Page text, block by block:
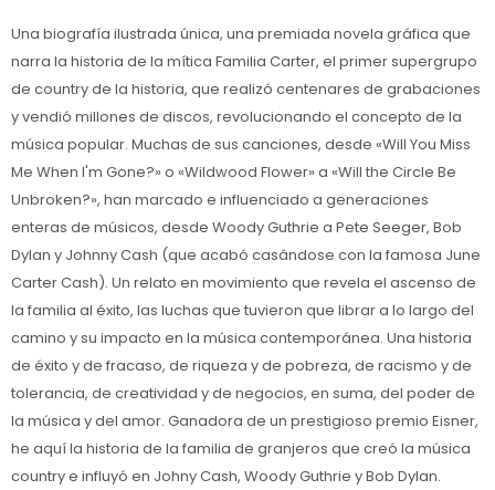
Una biografía ilustrada única, una premiada novela gráfica que
narra la historia de la mítica Familia Carter, el primer supergrupo
de country de la historia, que realizó centenares de grabaciones
y vendió millones de discos, revolucionando el concepto de la
música popular. Muchas de sus canciones, desde «Will You Miss
Me When I'm Gone?» o «Wildwood Flower» a «Will the Circle Be
Unbroken?», han marcado e influenciado a generaciones
enteras de músicos, desde Woody Guthrie a Pete Seeger, Bob
Dylan y Johnny Cash (que acabó casándose con la famosa June
Carter Cash). Un relato en movimiento que revela el ascenso de
la familia al éxito, las luchas que tuvieron que librar a lo largo del
camino y su impacto en la música contemporánea. Una historia
de éxito y de fracaso, de riqueza y de pobreza, de racismo y de
tolerancia, de creatividad y de negocios, en suma, del poder de
la música y del amor. Ganadora de un prestigioso premio Eisner,
he aquí la historia de la familia de granjeros que creó la música
country e influyó en Johny Cash, Woody Guthrie y Bob Dylan.